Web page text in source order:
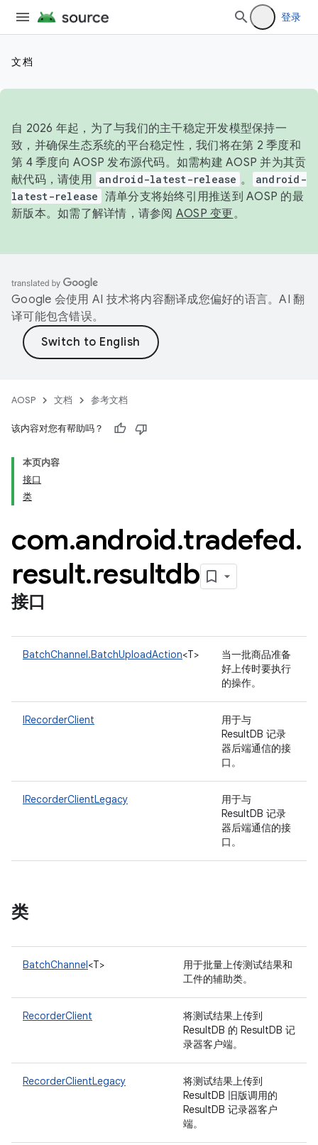
登录
文档
自 2026 年起，为了与我们的主干稳定开发模型保持一
致，并确保生态系统的平台稳定性，我们将在第 2 季度和
第 4 季度向 AOSP 发布源代码。如需构建 AOSP 并为其贡
献代码，请使用 android-latest-release 。
android-
latest-release 清单分支将始终引用推送到 AOSP 的最
新版本。如需了解详情，请参阅 AOSP 变更。
Google 会使用 AI 技术将内容翻译成您偏好的语言。AI 翻
译可能包含错误。
AOSP 文档 参考文档
该内容对您有帮助吗？
本页内容
接口
类
com.android.tradefed.
result.resultdb
接口
BatchChannel.BatchUploadAction<T>
当一批商品准备
好上传时要执行
的操作。
IRecorderClient
用于与
ResultDB 记录
器后端通信的接
口。
IRecorderClientLegacy
用于与
ResultDB 记录
器后端通信的接
口。
类
BatchChannel<T>
用于批量上传测试结果和
工件的辅助类。
RecorderClient
将测试结果上传到
ResultDB 的 ResultDB 记
录器客户端。
RecorderClientLegacy
将测试结果上传到
ResultDB 旧版调用的
ResultDB 记录器客户
端。